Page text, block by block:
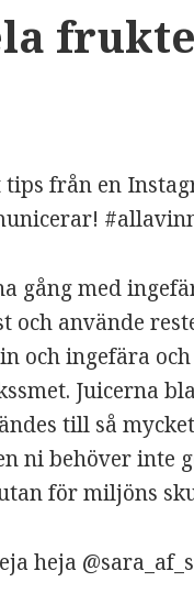
från en
gång med
och använde
och ingefära
Juicerna
till så
ni behöver inte
för miljöns
heja